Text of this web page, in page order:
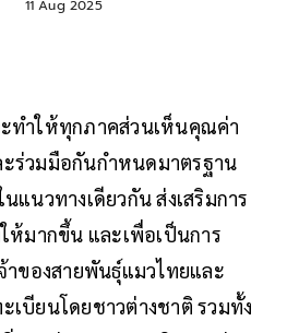
11 Aug 2025
ทำให้ทุกภาคส่วนเห็นคุณค่า
ร่วมมือกันกำหนดมาตรฐาน
แนวทางเดียวกัน ส่งเสริมการ
ห้มากขึ้น และเพื่อเป็นการ
าของสายพันธุ์แมวไทยและ
เบียนโดยชาวต่างชาติ รวมทั้ง